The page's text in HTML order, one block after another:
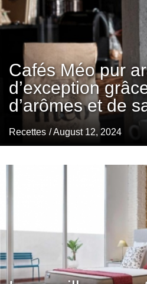
Cafés Méo pur
d’exception
d’arômes et de
Recettes / August 12, 2024